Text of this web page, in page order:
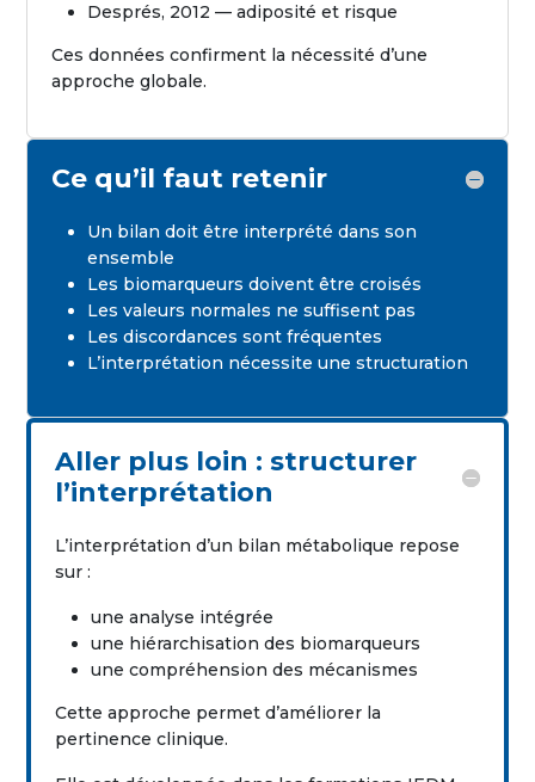
Després, 2012 — adiposité et risque
Ces données confirment la nécessité d’une
approche globale.
Ce qu’il faut retenir
Un bilan doit être interprété dans son
ensemble
Les biomarqueurs doivent être croisés
Les valeurs normales ne suffisent pas
Les discordances sont fréquentes
L’interprétation nécessite une structuration
Aller plus loin : structurer
l’interprétation
L’interprétation d’un bilan métabolique repose
sur :
une analyse intégrée
une hiérarchisation des biomarqueurs
une compréhension des mécanismes
Cette approche permet d’améliorer la
pertinence clinique.